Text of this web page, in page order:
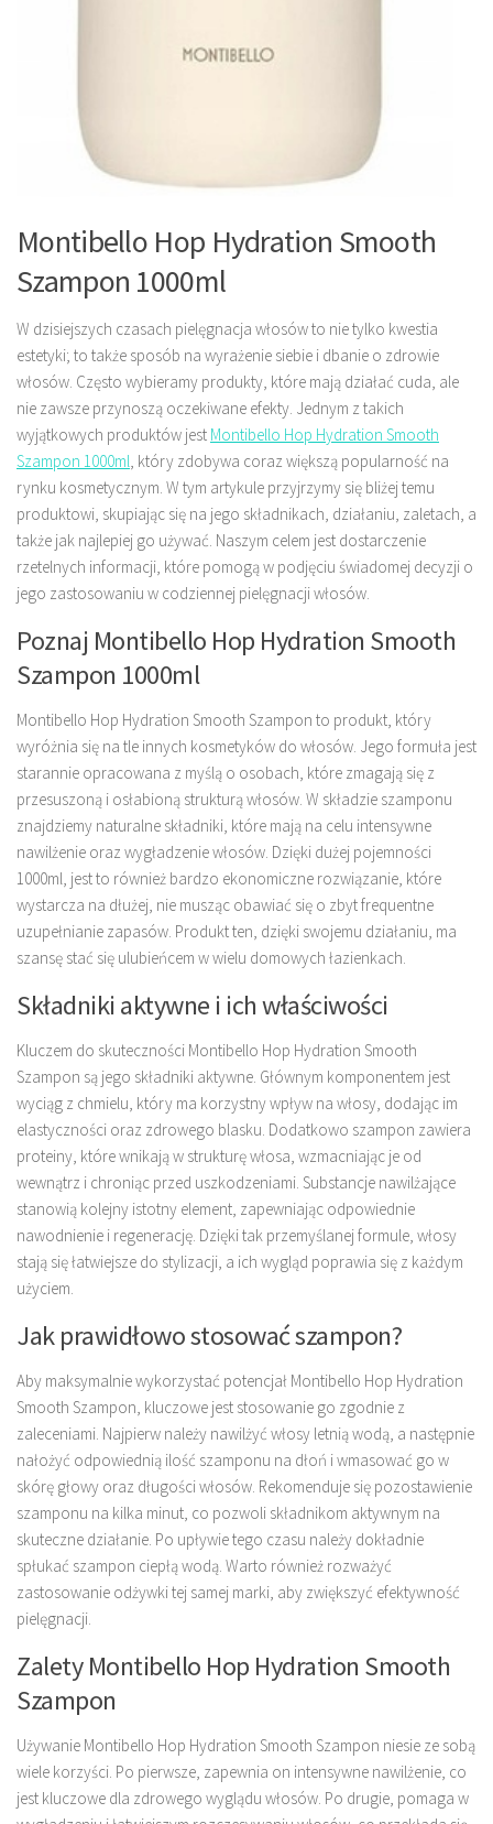
Montibello Hop Hydration Smooth
Szampon 1000ml
W dzisiejszych czasach pielęgnacja włosów to nie tylko kwestia
estetyki; to także sposób na wyrażenie siebie i dbanie o zdrowie
włosów. Często wybieramy produkty, które mają działać cuda, ale
nie zawsze przynoszą oczekiwane efekty. Jednym z takich
wyjątkowych produktów jest Montibello Hop Hydration Smooth
Szampon 1000ml, który zdobywa coraz większą popularność na
rynku kosmetycznym. W tym artykule przyjrzymy się bliżej temu
produktowi, skupiając się na jego składnikach, działaniu, zaletach, a
także jak najlepiej go używać. Naszym celem jest dostarczenie
rzetelnych informacji, które pomogą w podjęciu świadomej decyzji o
jego zastosowaniu w codziennej pielęgnacji włosów.
Poznaj Montibello Hop Hydration Smooth
Szampon 1000ml
Montibello Hop Hydration Smooth Szampon to produkt, który
wyróżnia się na tle innych kosmetyków do włosów. Jego formuła jest
starannie opracowana z myślą o osobach, które zmagają się z
przesuszoną i osłabioną strukturą włosów. W składzie szamponu
znajdziemy naturalne składniki, które mają na celu intensywne
nawilżenie oraz wygładzenie włosów. Dzięki dużej pojemności
1000ml, jest to również bardzo ekonomiczne rozwiązanie, które
wystarcza na dłużej, nie musząc obawiać się o zbyt frequentne
uzupełnianie zapasów. Produkt ten, dzięki swojemu działaniu, ma
szansę stać się ulubieńcem w wielu domowych łazienkach.
Składniki aktywne i ich właściwości
Kluczem do skuteczności Montibello Hop Hydration Smooth
Szampon są jego składniki aktywne. Głównym komponentem jest
wyciąg z chmielu, który ma korzystny wpływ na włosy, dodając im
elastyczności oraz zdrowego blasku. Dodatkowo szampon zawiera
proteiny, które wnikają w strukturę włosa, wzmacniając je od
wewnątrz i chroniąc przed uszkodzeniami. Substancje nawilżające
stanowią kolejny istotny element, zapewniając odpowiednie
nawodnienie i regenerację. Dzięki tak przemyślanej formule, włosy
stają się łatwiejsze do stylizacji, a ich wygląd poprawia się z każdym
użyciem.
Jak prawidłowo stosować szampon?
Aby maksymalnie wykorzystać potencjał Montibello Hop Hydration
Smooth Szampon, kluczowe jest stosowanie go zgodnie z
zaleceniami. Najpierw należy nawilżyć włosy letnią wodą, a następnie
nałożyć odpowiednią ilość szamponu na dłoń i wmasować go w
skórę głowy oraz długości włosów. Rekomenduje się pozostawienie
szamponu na kilka minut, co pozwoli składnikom aktywnym na
skuteczne działanie. Po upływie tego czasu należy dokładnie
spłukać szampon ciepłą wodą. Warto również rozważyć
zastosowanie odżywki tej samej marki, aby zwiększyć efektywność
pielęgnacji.
Zalety Montibello Hop Hydration Smooth
Szampon
Używanie Montibello Hop Hydration Smooth Szampon niesie ze sobą
wiele korzyści. Po pierwsze, zapewnia on intensywne nawilżenie, co
jest kluczowe dla zdrowego wyglądu włosów. Po drugie, pomaga w